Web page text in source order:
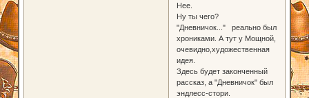
Нее.
Ну ты чего?
"Дневничок..." реально был
хрониками. А тут у Мощной,
очевидно,художественная
идея.
Здесь будет законченный
рассказ, а "Дневничок" был
эндлесс-стори.